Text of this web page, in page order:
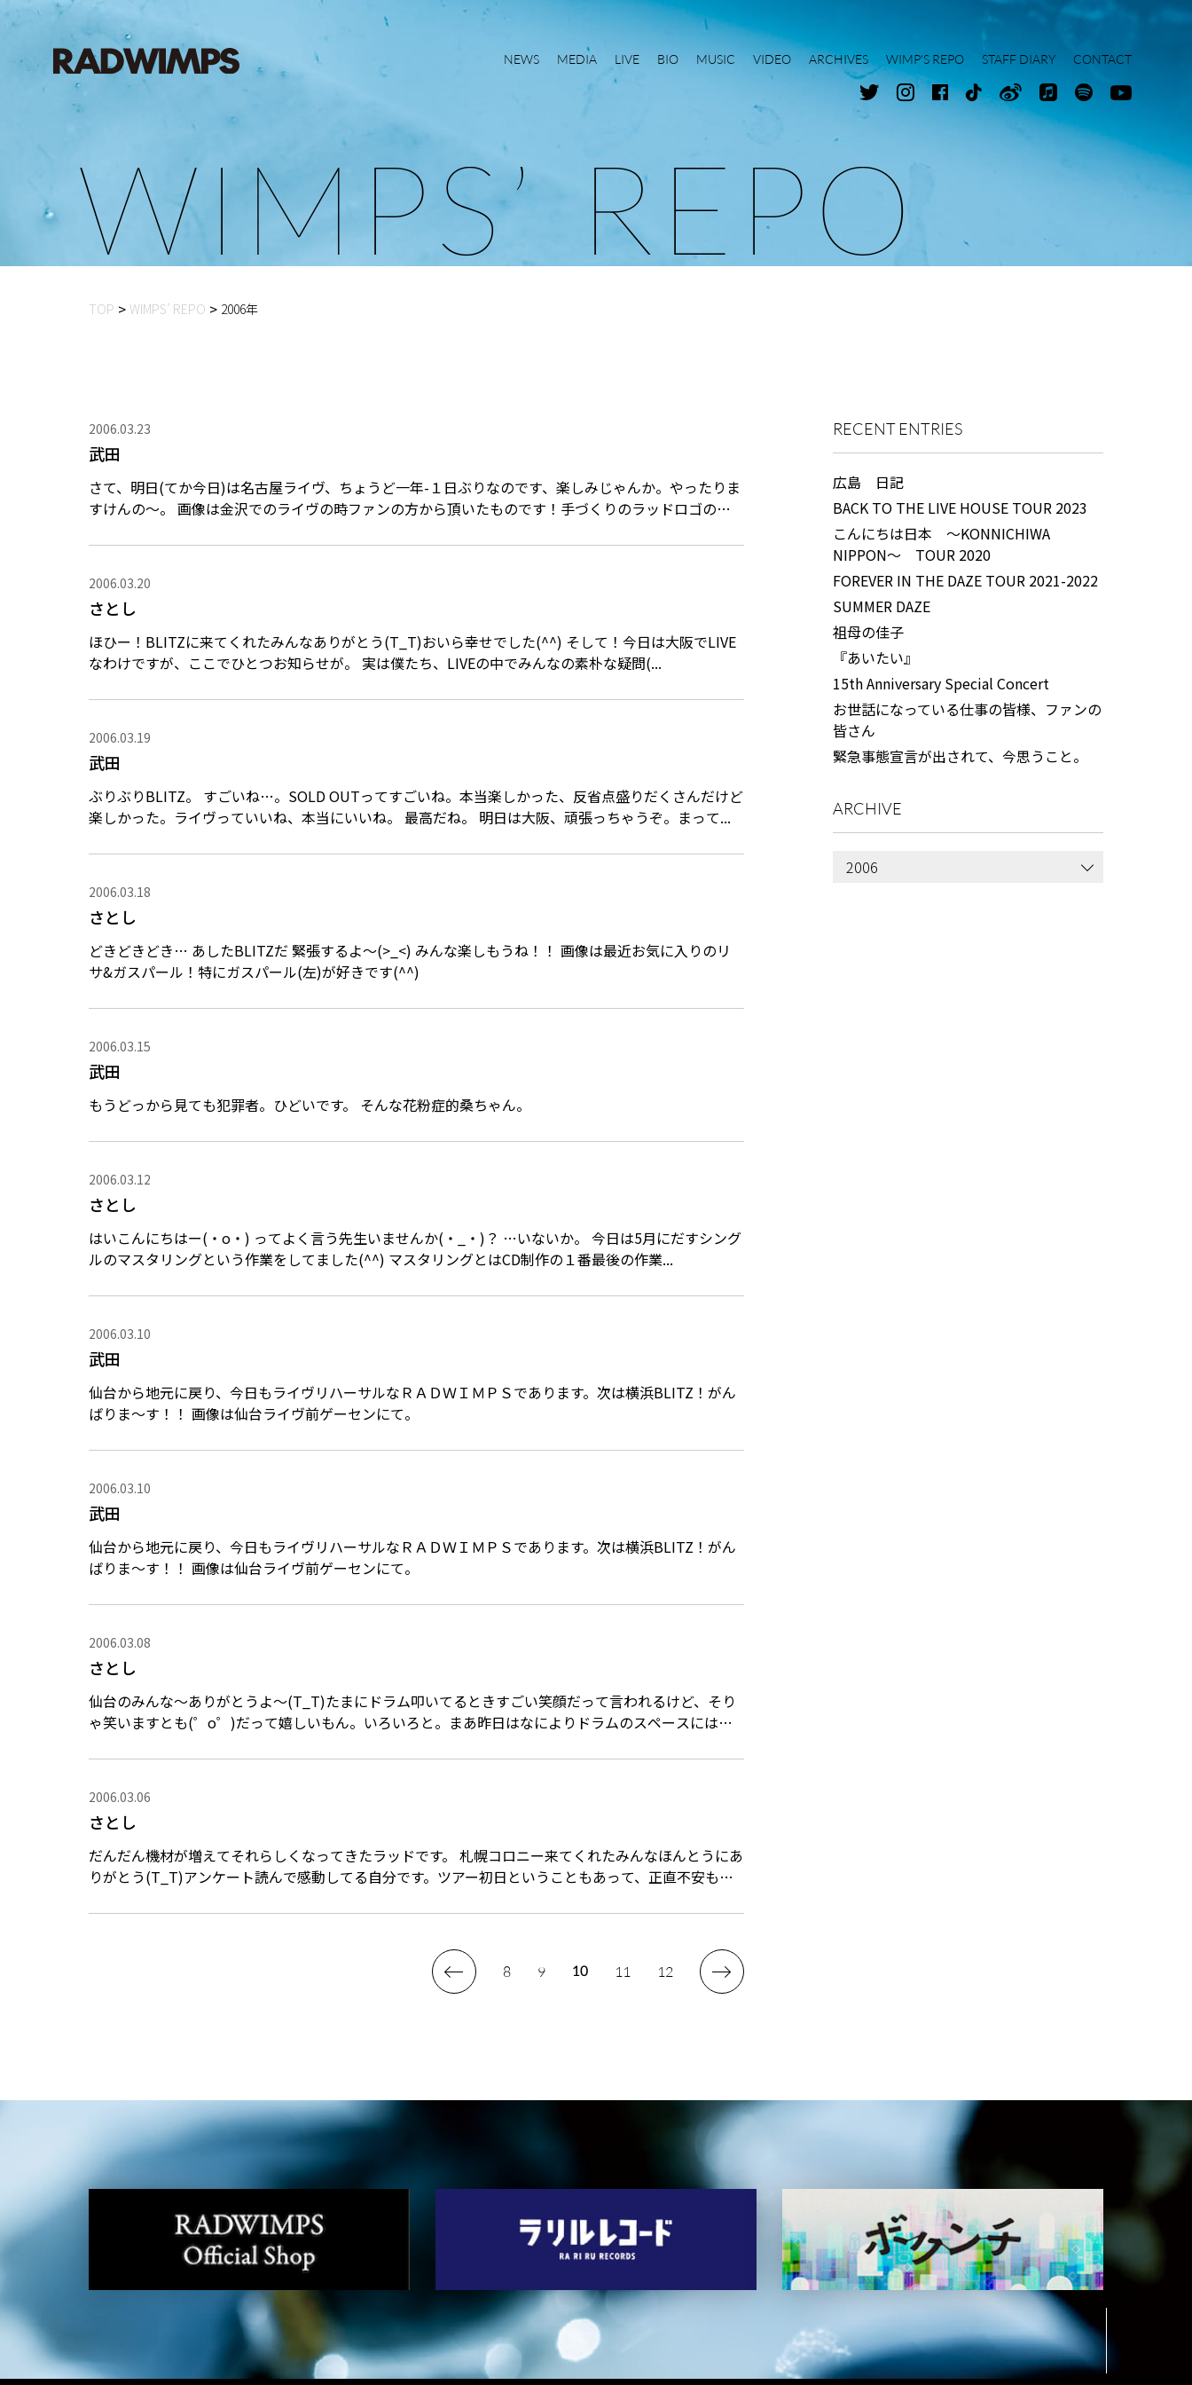
NEWS MEDIA LIVE BIO MUSIC VIDEO ARCHIVES WIMP'S REPO STAFF DIARY CONTACT
W IMPS’ R E PO
TOP WIMPS’ REPO 2006年
2006.03.23
武田
さて、明日(てか今日)は名古屋ライヴ、ちょうど一年-１日ぶりなのです、楽しみじゃんか。やったりま
すけんの～。 画像は金沢でのライヴの時ファンの方から頂いたものです！手づくりのラッドロゴのビ
2006.03.20
さとし
ほひー！BLITZに来てくれたみんなありがとう(T_T)おいら幸せでした(^^) そして！今日は大阪でLIVE
なわけですが、ここでひとつお知らせが。 実は僕たち、LIVEの中でみんなの素朴な疑問(...
2006.03.19
武田
ぶりぶりBLITZ。 すごいね…。SOLD OUTってすごいね。本当楽しかった、反省点盛りだくさんだけど
楽しかった。ライヴっていいね、本当にいいね。 最高だね。 明日は大阪、頑張っちゃうぞ。まって...
2006.03.18
さとし
どきどきどき… あしたBLITZだ 緊張するよ～(>_<) みんな楽しもうね！！ 画像は最近お気に入りのリ
サ&ガスパール！特にガスパール(左)が好きです(^^)
2006.03.15
武田
もうどっから見ても犯罪者。ひどいです。 そんな花粉症的桑ちゃん。
2006.03.12
さとし
はいこんにちはー(・o・) ってよく言う先生いませんか(・_・)？ …いないか。 今日は5月にだすシング
ルのマスタリングという作業をしてました(^^) マスタリングとはCD制作の１番最後の作業...
2006.03.10
武田
仙台から地元に戻り、今日もライヴリハーサルなＲＡＤＷＩＭＰＳであります。次は横浜BLITZ！がん
ばりま～す！！ 画像は仙台ライヴ前ゲーセンにて。
2006.03.10
武田
仙台から地元に戻り、今日もライヴリハーサルなＲＡＤＷＩＭＰＳであります。次は横浜BLITZ！がん
ばりま～す！！ 画像は仙台ライヴ前ゲーセンにて。
2006.03.08
さとし
仙台のみんな～ありがとうよ～(T_T)たまにドラム叩いてるときすごい笑顔だって言われるけど、そり
ゃ笑いますとも(゜o゜)だって嬉しいもん。いろいろと。まあ昨日はなによりドラムのスペースにはい
2006.03.06
さとし
だんだん機材が増えてそれらしくなってきたラッドです。 札幌コロニー来てくれたみんなほんとうにあ
りがとう(T_T)アンケート読んで感動してる自分です。ツアー初日ということもあって、正直不安もあ
8 9 10 11 12
RECENT ENTRIES
広島 日記
BACK TO THE LIVE HOUSE TOUR 2023
こんにちは日本 ～KONNICHIWA
NIPPON～ TOUR 2020
FOREVER IN THE DAZE TOUR 2021-2022
SUMMER DAZE
祖母の佳子
『あいたい』
15th Anniversary Special Concert
お世話になっている仕事の皆様、ファンの
皆さん
緊急事態宣言が出されて、今思うこと。
ARCHIVE
2006